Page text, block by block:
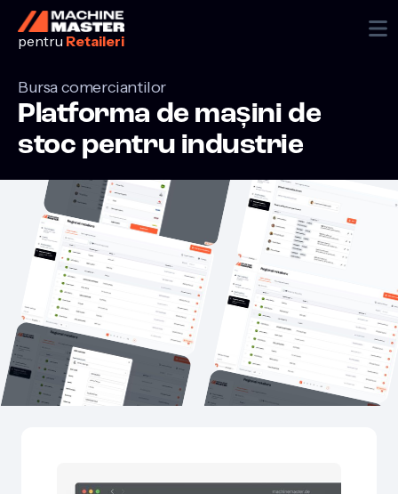
pentru Retaileri

Bursa comerciantilor
Platforma de mașini de
stoc pentru industrie